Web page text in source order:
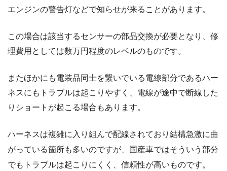
エンジンの警告灯などで知らせが来ることがあります。
この場合は該当するセンサーの部品交換が必要となり、修
理費用としては数万円程度のレベルのものです。
またほかにも電装品同士を繋いでいる電線部分であるハー
ネスにもトラブルは起こりやすく、電線が途中で断線した
りショートが起こる場合もあります。
ハーネスは複雑に入り組んで配線されており結構急激に曲
がっている箇所も多いのですが、国産車ではそういう部分
でもトラブルは起こりにくく、信頼性が高いものです。